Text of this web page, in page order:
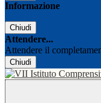
Informazione
Chiudi
Attendere...
Attendere il
Chiudi